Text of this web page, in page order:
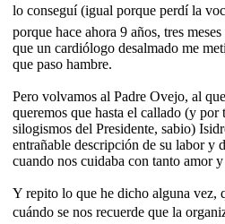
lo conseguí (igual porque perdí la
porque hace ahora 9 años, tres
que un cardiólogo desalmado me
que paso hambre.
Pero volvamos al Padre Ovejo, al
queremos que hasta el callado (y por
silogismos del Presidente, sabio)
entrañable descripción de su labor y
cuando nos cuidaba con tanto amor
Y repito lo que he dicho alguna vez,
cuándo se nos recuerde que la